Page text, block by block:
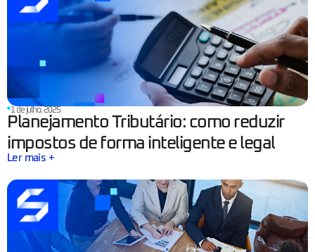
1 de julho, 2025
Planejamento Tributário: como reduzir
impostos de forma inteligente e legal
Ler mais +